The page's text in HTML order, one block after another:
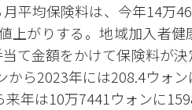
平均保険料は、今年14万
上がりする。地域加入者健
て金額をかけて保険料が
ら2023年には208.4ウォ
年は10万7441ウォンに